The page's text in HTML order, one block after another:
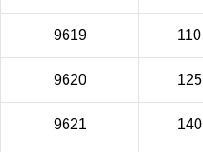
9619 110
9620 125
9621 140